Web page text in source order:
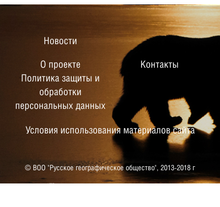
Новости
Условия использования материалов сайта
О проекте
Контакты
Политика защиты и
обработки
персональных данных
© ВОО "Русское географическое общество", 2013-2018 г